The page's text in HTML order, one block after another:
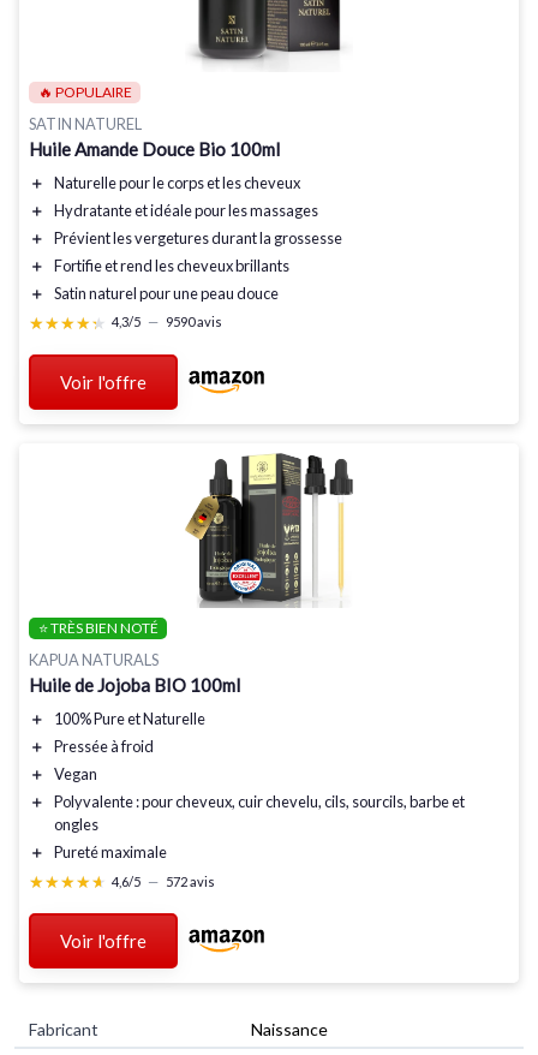
🔥 POPULAIRE
SATIN NATUREL
Huile Amande Douce Bio 100ml
＋ Naturellepour le corps et les cheveux
＋
Hydratanteet idéale pour les massages
＋
Prévient les vergeturesdurant la grossesse
＋
Fortifieet rend les cheveuxbrillants
＋
Satin naturelpour une peau douce
★★★★★
★★★★★ 4,3/5 — 9590 avis
Voir l'offre
⭐ TRÈS BIEN NOTÉ
KAPUA NATURALS
Huile de Jojoba BIO 100ml
＋ 100% PureetNaturelle
＋
Pressée à froid
＋
Vegan
＋
Polyvalente: pour cheveux, cuir chevelu, cils, sourcils, barbe et
ongles
＋
Pureté maximale
★★★★★
★★★★★ 4,6/5 — 572 avis
Voir l'offre
Fabricant
‎Naissance